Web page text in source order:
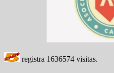
registra 1636574 visitas.